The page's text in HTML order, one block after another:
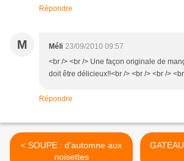
Répondre
M Méli 23/09/2010 09:57
<br /> <br /> Une façon originale de
doit être délicieux!!<br /> <br /> <br />
Répondre
< SOUPE : d'automne aux
noisettes